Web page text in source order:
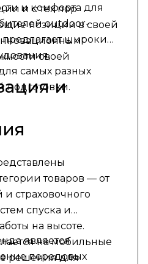
и с тех пор
позиции в своей
своей
и комфорта для
outdoor-
предлагает широкий
самых разных
подготовки.
и
товаров — от
страховочного
спуска и
на высоте.
на мобильные
решения для
является
передовых